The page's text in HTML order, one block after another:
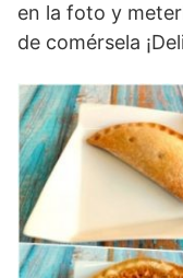
en la foto y
de comérsela